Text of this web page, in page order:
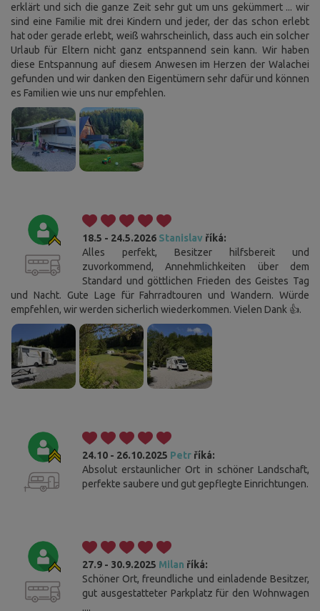
erklärt und sich die ganze Zeit sehr gut um uns gekümmert ... wir
sind eine Familie mit drei Kindern und jeder, der das schon erlebt
hat oder gerade erlebt, weiß wahrscheinlich, dass auch ein solcher
Urlaub für Eltern nicht ganz entspannend sein kann. Wir haben
diese Entspannung auf diesem Anwesen im Herzen der Walachei
gefunden und wir danken den Eigentümern sehr dafür und können
es Familien wie uns nur empfehlen.
18.5 - 24.5.2026 Stanislav říká:
Alles perfekt, Besitzer hilfsbereit und
zuvorkommend, Annehmlichkeiten über dem
Standard und göttlichen Frieden des Geistes Tag
und Nacht. Gute Lage für Fahrradtouren und Wandern. Würde
empfehlen, wir werden sicherlich wiederkommen. Vielen Dank 👍.
24.10 - 26.10.2025 Petr říká:
Absolut erstaunlicher Ort in schöner Landschaft,
perfekte saubere und gut gepflegte Einrichtungen.
27.9 - 30.9.2025 Milan říká:
Schöner Ort, freundliche und einladende Besitzer,
gut ausgestatteter Parkplatz für den Wohnwagen
....
Diese Website verwendet Cookies. Bitte bestätigen Sie Ihr
Einverständnis mit der Verwendung aller Cookies, indem Sie auf "Ich
stimme zu" klicken. Wenn Sie Ihre Einstellungen ändern möchten, klicken
Sie auf die Schaltfläche "Einstellungen speichern". Weitere